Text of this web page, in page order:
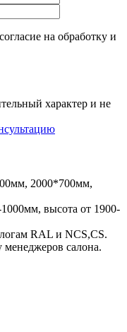
на обработку и
характер и не
2000*700мм,
высота от 1900-
RAL и NCS,CS.
менеджеров салона.